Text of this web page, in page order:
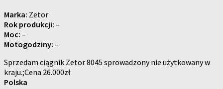
Marka: Zetor
Rok produkcji: –
Moc: –
Motogodziny: –
Sprzedam ciągnik Zetor 8045 sprowadzony nie użytkowany w
kraju.;Cena 26.000zł
Polska